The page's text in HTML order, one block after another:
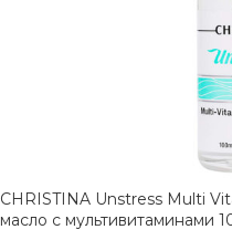
CHRISTINA Unstress Multi
масло с мультивитаминами